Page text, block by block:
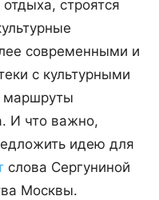
строятся
современными и
с культурными
маршруты
И что важно,
идею для
слова Сергуниной
Москвы.